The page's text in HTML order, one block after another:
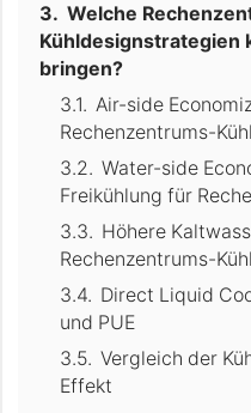
Welche
Kühldesignstrategien
bringen?
Air-side
Rechenzentrums-
Water-side
Freikühlung für
Höhere
Rechenzentrums-
Direct Liquid
und PUE
Vergleich der
Effekt